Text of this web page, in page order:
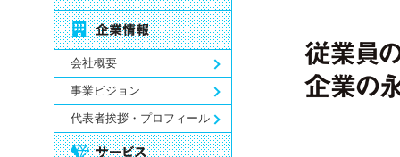
会社概要
事業ビジョン
代表者挨拶・プロフィール